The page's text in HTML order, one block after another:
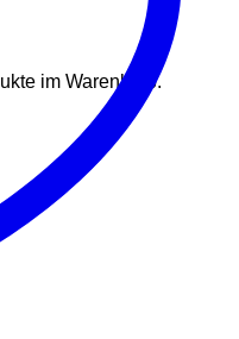
im Warenkorb.